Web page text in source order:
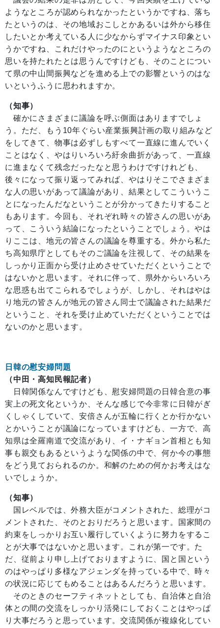
ようなところが認められなかったというかですね、落ち
たというのは、その地域おこしとかあるいは外から移住
したいとか考えている人に少なからずマイナス印象とい
うかですね、これだけやったのにというようなところの
思いを持たれたとは思うんですけども、そのことについ
て県の中山間振興などを進める上での影響というのはな
いというふうに思われますか。
（知事）
確かにさまざまに議論を呼ぶ側面はありますでしょ
う。ただ、もう10年ぐらい産業振興計画の取り組みなど
をしてきて、物事は必ずしもすべて一直線に進んでいく
ことはなく、やはりいろいろ紆余曲折があって、一直線
に進まなくて残念だったなと思うわけですけれども、
後々になって振り返ってみれば、やはりそこでさまざま
な人の思いがあって議論があり、結果としてこういうこ
とになったんだなということが分かってきたりすること
もあります。今回も、それぞれ時々の皆さんの思いがあ
って、こういう結論になったということでしょう。やは
りここは、地元の皆さんの議論を尊重する。外から私た
ち高知県庁としてもそのご議論を注視して、その結果を
しっかり正面から受け止めさせていただくということで
はないかと思います。それに伴って、県外からいろいろ
な思惑も出てこられるでしょうが、しかし、それはやは
り地元の皆さんが地元の皆さん同士で議論された結果だ
ということ、それを受け止めていただくということでは
ないのかと思います。
日韓の慰安婦問題
（中田・高知民報記者）
日韓関係なんですけども、慰安婦問題の日韓合意の事
実上の死文化というか、そんな感じで今非常に日韓がぎ
くしゃくしていて、安倍さんが五輪に行くとか行かない
とかいうことが議論になっていますけども、一方で、高
知県は全羅南道で交流があり、イ・ナギョン首相とも知
事も親交もあるというような関係の中で、何か今の事態
をどう見ておられるのか。和解のための何かお考えはな
いでしょうか。
（知事）
国レベルでは、外務大臣がコメントされた、総理がコ
メントされた、そのとおりだろうと思います。国家間の
約束をしっかりお互い履行していくように努力をするこ
とが大事ではないかと思います。これが第一です。た
だ、従前より申し上げておりますように、国と国という
のはやっぱり多様なアジェンダを持っている中で、時々
の状況に応じてもめることはあるんだろうと思います。
そのときのセーフティネットとしても、自治体と自治
体との間の交流をしっかり活発にしておくことはやっぱ
り大事だろうと思っています。交流関係が複線化してい